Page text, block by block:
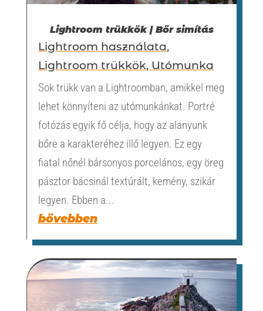
Lightroom trükkök | Bőr simítás
Lightroom használata,
Lightroom trükkök, Utómunka
Sok trükk van a Lightroomban, amikkel meg
lehet könnyíteni az utómunkánkat. Portré
fotózás egyik fő célja, hogy az alanyunk
bőre a karakteréhez illő legyen. Ez egy
fiatal nőnél bársonyos porcelános, egy öreg
pásztor bácsinál textúrált, kemény, szikár
legyen. Ebben a...
bővebben